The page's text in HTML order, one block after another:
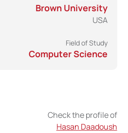
Brown University
USA
Field of Study
Computer Science
Check the profile of
Hasan Daadoush